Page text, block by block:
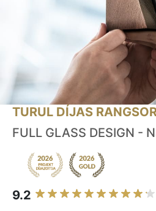
TURUL DÍJAS
FULL GLASS DESIGN -
9.2